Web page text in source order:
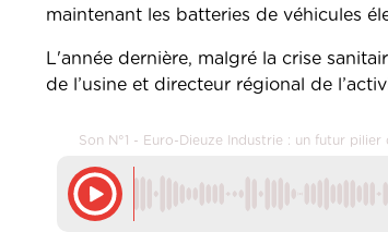
maintenant les batteries de véhicules
L'année dernière, malgré la crise
de l’usine et directeur régional de
Son N°1 - Euro-Dieuze Industrie : un futur